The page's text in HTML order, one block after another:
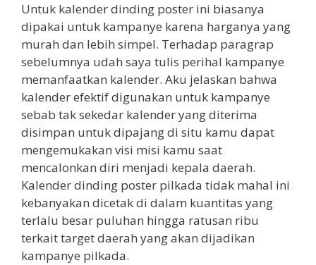
Untuk kalender dinding poster ini biasanya
dipakai untuk kampanye karena harganya yang
murah dan lebih simpel. Terhadap paragrap
sebelumnya udah saya tulis perihal kampanye
memanfaatkan kalender. Aku jelaskan bahwa
kalender efektif digunakan untuk kampanye
sebab tak sekedar kalender yang diterima
disimpan untuk dipajang di situ kamu dapat
mengemukakan visi misi kamu saat
mencalonkan diri menjadi kepala daerah.
Kalender dinding poster pilkada tidak mahal ini
kebanyakan dicetak di dalam kuantitas yang
terlalu besar puluhan hingga ratusan ribu
terkait target daerah yang akan dijadikan
kampanye pilkada.